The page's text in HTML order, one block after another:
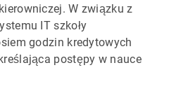
W związku z
IT szkoły
godzin kredytowych
postępy w nauce